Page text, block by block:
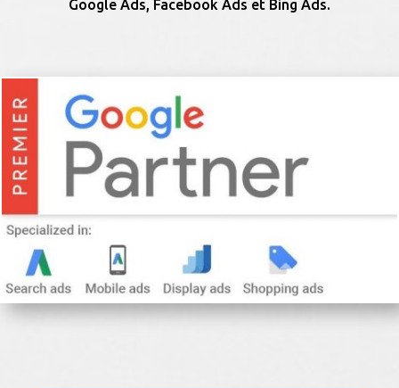
Google Ads, Facebook Ads et Bing Ads.